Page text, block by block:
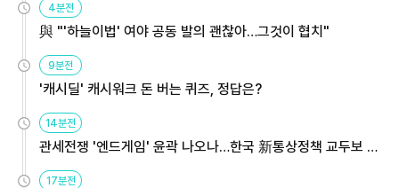
4분전
與 "'하늘이법' 여야 공동 발의 괜찮아…그것이 협치"
9분전
'캐시딜' 캐시워크 돈 버는 퀴즈, 정답은?
14분전
관세전쟁 '엔드게임' 윤곽 나오나…한국 新통상정책 교두보 활
17분전